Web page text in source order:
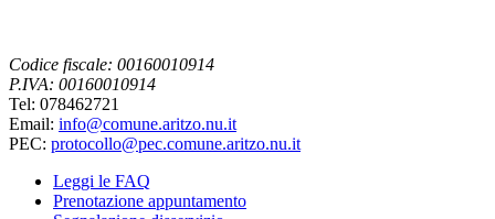
Codice fiscale: 00160010914
P.IVA: 00160010914
Tel: 078462721
Email: info@comune.aritzo.nu.it
PEC: protocollo@pec.comune.aritzo.nu.it
Leggi le FAQ
Prenotazione appuntamento